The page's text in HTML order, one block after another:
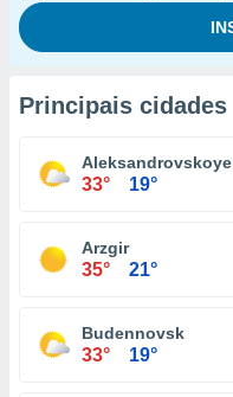
Principais cidades
Aleksandrovskoye
33° 19°
Arzgir
35° 21°
Budennovsk
33° 19°